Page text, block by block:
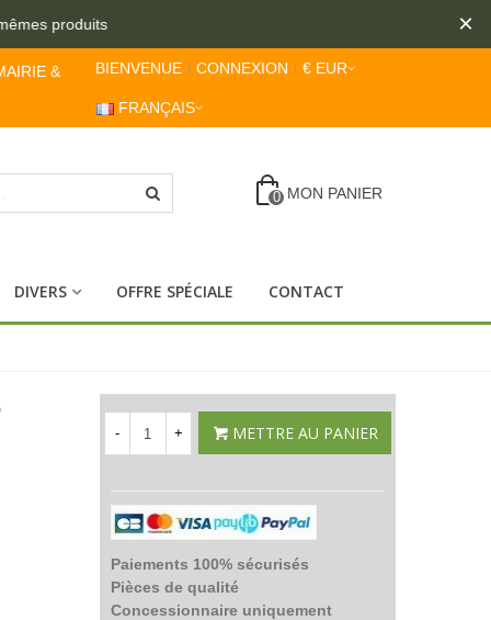
produits ×
& BIENVENUE CONNEXION € EUR
FRANÇAIS
0 MON PANIER
DIVERS OFFRE SPÉCIALE CONTACT
- + METTRE AU PANIER
Paiements 100% sécurisés
Pièces de qualité
Concessionnaire uniquement